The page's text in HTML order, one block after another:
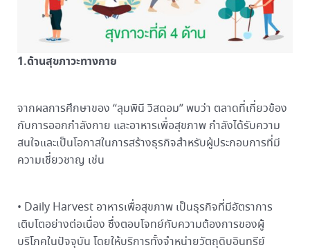
1.ด้านสุขภาวะทางกาย
จากผลการศึกษาของ “ลุมพินี วิสดอม” พบว่า ตลาดที่เกี่ยวข้อง
กับการออกกำลังกาย และอาหารเพื่อสุขภาพ กำลังได้รับความ
สนใจและเป็นโอกาสในการสร้างธุรกิจสำหรับผู้ประกอบการที่มี
ความเชี่ยวชาญ เช่น
• Daily Harvest อาหารเพื่อสุขภาพ เป็นธุรกิจที่มีอัตราการ
เติบโตอย่างต่อเนื่อง ซึ่งตอบโจทย์กับความต้องการของผู้
บริโภคในปัจจุบัน โดยให้บริการทั้งจำหน่ายวัตถุดิบอินทรีย์